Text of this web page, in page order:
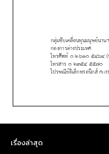
เรื่องล่าสุด